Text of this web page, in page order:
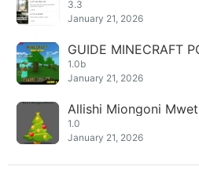
3.3
January 21, 2026
GUIDE MINECRAFT
1.0b
January 21, 2026
Allishi Miongoni
1.0
January 21, 2026